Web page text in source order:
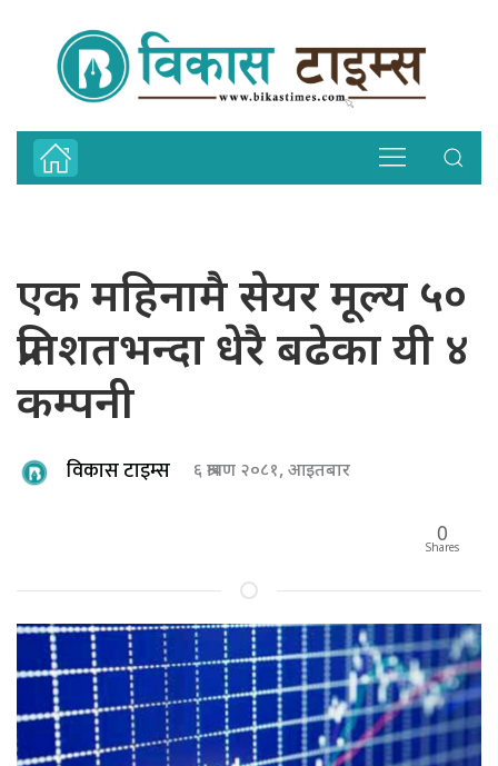
एक महिनामै सेयर मूल्य ५०
प्रतिशतभन्दा धेरै बढेका यी ४
कम्पनी
विकास टाइम्स ६ श्रावण २०८१, आइतबार
0
Shares